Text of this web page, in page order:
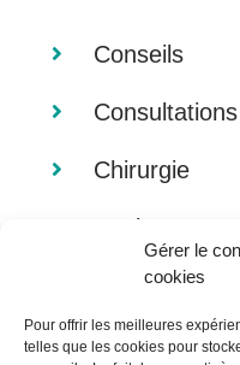
Gérer le
cookies
Pour offrir les meilleures
telles que les cookies pour
Conseils
Consultations
Chirurgie
Analyses
Imagerie
Alimentation